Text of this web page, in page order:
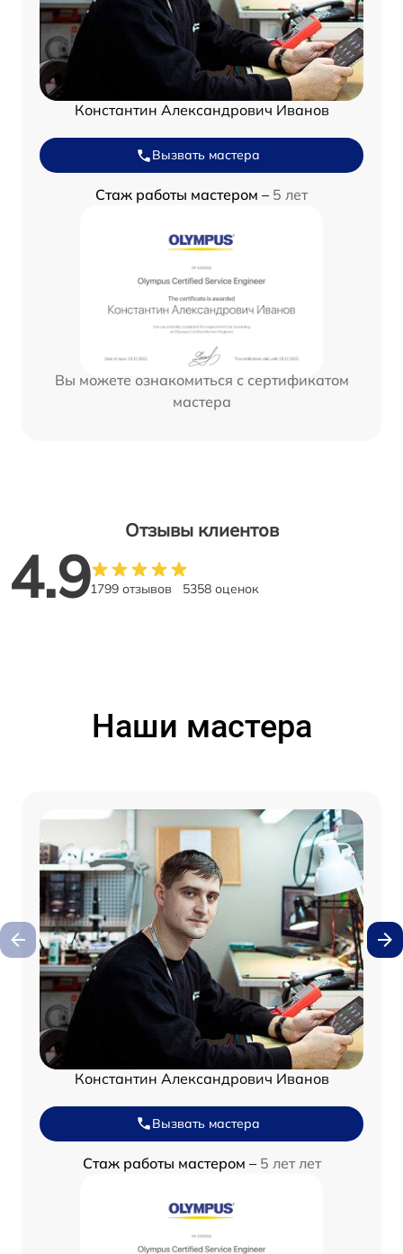
Константин Александрович Иванов
Вызвать мастера
Стаж работы мастером – 5 лет
Вы можете ознакомиться с сертификатом
мастера
Отзывы клиентов
4.91799 отзывов 5358 оценок
Наши мастера
Константин Александрович Иванов
Вызвать мастера
Стаж работы мастером – 5 лет лет